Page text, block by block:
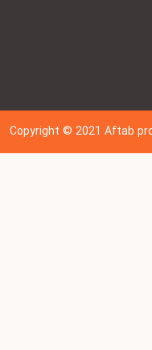
Copyright © 202 1Aftab